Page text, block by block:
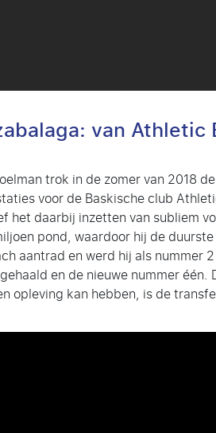
van Athletic
trok in de zomer van 2018
voor de Baskische club
het daarbij inzetten van subliem
pond, waardoor hij de
aantrad en werd hij als nummer
en de nieuwe nummer
opleving kan hebben, is de